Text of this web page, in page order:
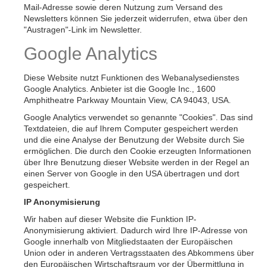
Mail-Adresse sowie deren Nutzung zum Versand des
Newsletters können Sie jederzeit widerrufen, etwa über den
"Austragen"-Link im Newsletter.
Google Analytics
Diese Website nutzt Funktionen des Webanalysedienstes
Google Analytics. Anbieter ist die Google Inc., 1600
Amphitheatre Parkway Mountain View, CA 94043, USA.
Google Analytics verwendet so genannte "Cookies". Das sind
Textdateien, die auf Ihrem Computer gespeichert werden
und die eine Analyse der Benutzung der Website durch Sie
ermöglichen. Die durch den Cookie erzeugten Informationen
über Ihre Benutzung dieser Website werden in der Regel an
einen Server von Google in den USA übertragen und dort
gespeichert.
IP Anonymisierung
Wir haben auf dieser Website die Funktion IP-
Anonymisierung aktiviert. Dadurch wird Ihre IP-Adresse von
Google innerhalb von Mitgliedstaaten der Europäischen
Union oder in anderen Vertragsstaaten des Abkommens über
den Europäischen Wirtschaftsraum vor der Übermittlung in